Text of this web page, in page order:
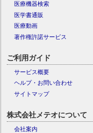
医療機器検索
医学書通販
医療動画
著作権許諾サービス
ご利用ガイド
サービス概要
ヘルプ・お問い合わせ
サイトマップ
株式会社メテオについて
会社案内